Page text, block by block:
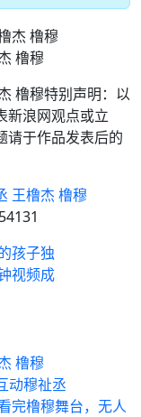
橹穆
橹穆特别声明：以
新浪网观点或立
请于作品发表后的
王橹杰 橹穆
孩子独
视频成
橹穆
动穆祉丞
完橹穆舞台，无人